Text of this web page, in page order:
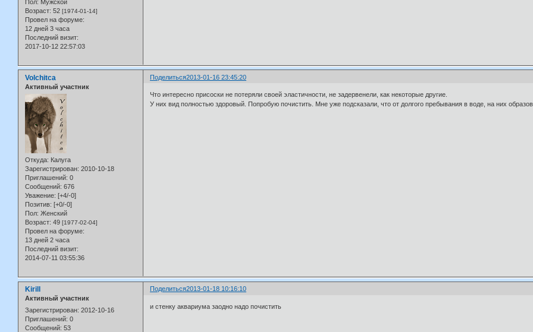
Пол: Мужской
Возраст: 52 [1974-01-14]
Провел на форуме:
12 дней 3 часа
Последний визит:
2017-10-12 22:57:03
Поделиться2013-01-16 23:45:20
Volchitca
Активный участник
Откуда: Калуга
Зарегистрирован: 2010-10-18
Приглашений: 0
Сообщений: 676
Уважение: [+4/-0]
Позитив: [+0/-0]
Пол: Женский
Возраст: 49 [1977-02-04]
Провел на форуме:
13 дней 2 часа
Последний визит:
2014-07-11 03:55:36
Что интересно присоски не потеряли своей эластичности, не задервенели, как некоторые другие.
У них вид полностью здоровый. Попробую почистить. Мне уже подсказали, что от долгого пребывания в воде, на них
Поделиться2013-01-18 10:16:10
Kirill
Активный участник
Зарегистрирован: 2012-10-16
Приглашений: 0
Сообщений: 53
и стенку аквариума заодно надо почистить